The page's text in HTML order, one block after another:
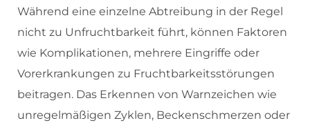
Während eine einzelne Abtreibung in der Regel
nicht zu Unfruchtbarkeit führt, können Faktoren
wie Komplikationen, mehrere Eingriffe oder
Vorerkrankungen zu Fruchtbarkeitsstörungen
beitragen. Das Erkennen von Warnzeichen wie
unregelmäßigen Zyklen, Beckenschmerzen oder